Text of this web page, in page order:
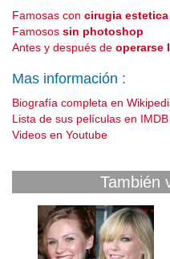
Famosas con cirugia estetica
Famosos sin photoshop
Antes y después de operarse
Mas información :
Biografía completa en
Lista de sus películas en IMDB
Videos en Youtube
También